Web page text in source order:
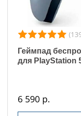
Геймпад
для PlayStation
6 590 р.